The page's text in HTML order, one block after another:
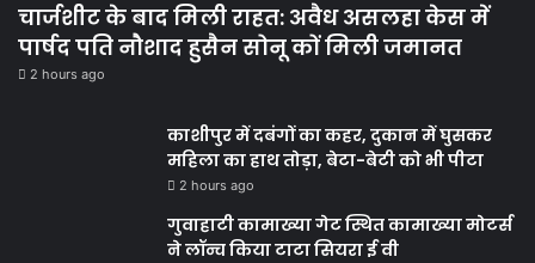
चार्जशीट के बाद मिली राहत: अवैध असलहा केस में
पार्षद पति नौशाद हुसैन सोनू कों मिली जमानत
2 hours ago
काशीपुर में दबंगों का कहर, दुकान में घुसकर
महिला का हाथ तोड़ा, बेटा-बेटी को भी पीटा
2 hours ago
गुवाहाटी कामाख्या गेट स्थित कामाख्या मोटर्स
ने लॉन्च किया टाटा सियरा ई वी